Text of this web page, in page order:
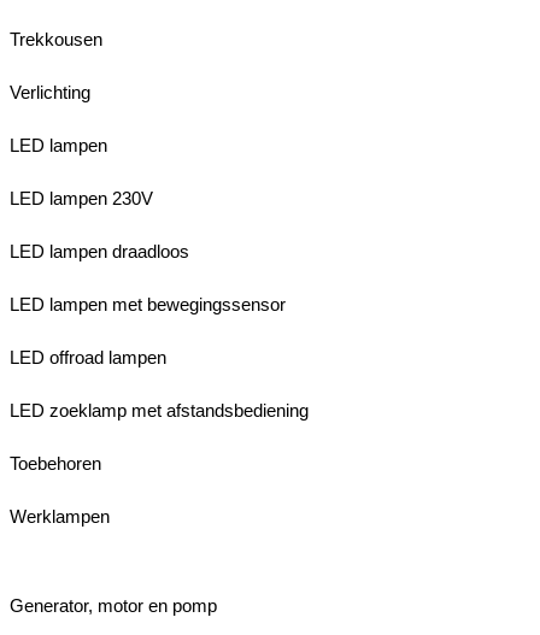
Trekkousen
Verlichting
LED lampen
LED lampen 230V
LED lampen draadloos
LED lampen met bewegingssensor
LED offroad lampen
LED zoeklamp met afstandsbediening
Toebehoren
Werklampen
Generator, motor en pomp